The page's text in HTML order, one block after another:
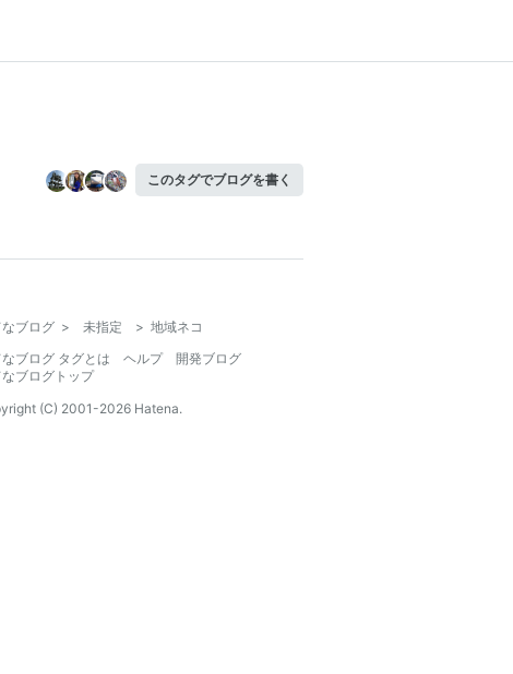
このタグでブログを書く
なブログ > 未指定 > 地域ネコ
ブログ タグとは
ヘルプ
開発ブログ
なブログトップ
(C) 2001-2026 Hatena.